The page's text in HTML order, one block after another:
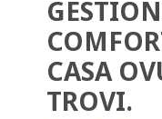
CASA
TROVI.